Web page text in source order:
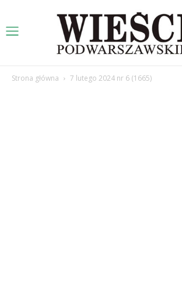
Strona główna 7 lutego 2024 nr 6 (1665)